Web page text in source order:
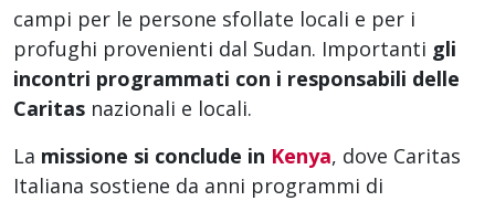
campi per le persone sfollate locali e per i
profughi provenienti dal Sudan. Importanti gli
incontri programmati con i responsabili delle
Caritas nazionali e locali.
La missione si conclude in Kenya, dove Caritas
Italiana sostiene da anni programmi di